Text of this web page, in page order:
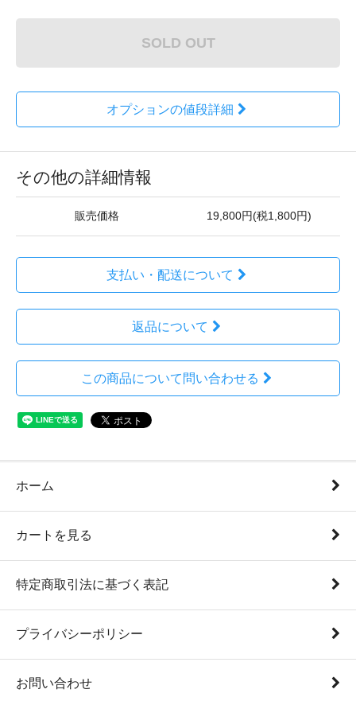
SOLD OUT
オプションの値段詳細
その他の詳細情報
販売価格 19,800円(税1,800円)
支払い・配送について
返品について
この商品について問い合わせる
ホーム
カートを見る
特定商取引法に基づく表記
プライバシーポリシー
お問い合わせ